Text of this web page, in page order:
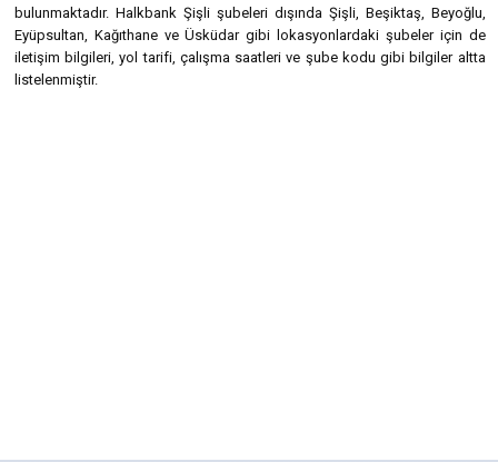
bulunmaktadır. Halkbank Şişli şubeleri dışında Şişli, Beşiktaş, Beyoğlu,
Eyüpsultan, Kağıthane ve Üsküdar gibi lokasyonlardaki şubeler için de
iletişim bilgileri, yol tarifi, çalışma saatleri ve şube kodu gibi bilgiler altta
listelenmiştir.